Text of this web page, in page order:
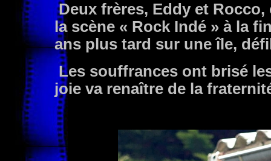
Deux frères, Eddy et
la scène « Rock Indé » à la
ans plus tard sur une île,
Les souffrances ont brisé
joie va renaître de la